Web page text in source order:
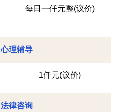
每日一仟元整(议价)
心理辅导
1仟元(议价)
法律咨询